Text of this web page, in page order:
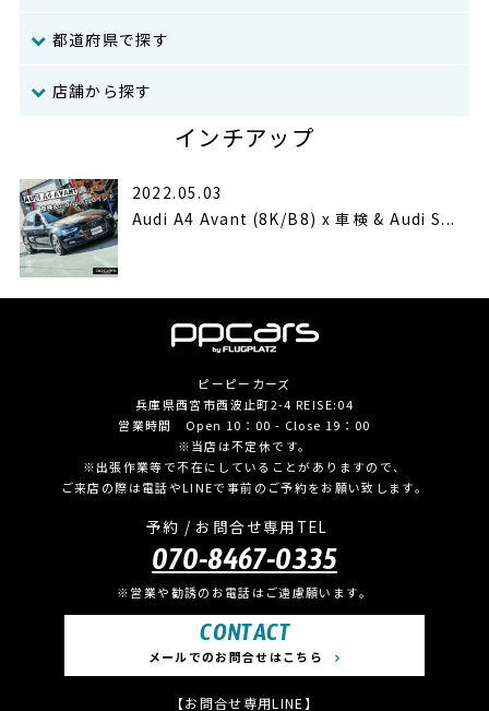
都道府県で探す
店舗から探す
インチアップ
2022.05.03
Audi A4 Avant (8K/B8) x 車検 & Audi S...
ピーピーカーズ
兵庫県西宮市西波止町2-4 REISE:04
営業時間 Open 10：00 - Close 19：00
※当店は不定休です。
※出張作業等で不在にしていることがありますので、
ご来店の際は電話やLINEで事前のご予約をお願い致します。
予約 / お問合せ専用TEL
070-8467-0335
※営業や勧誘のお電話はご遠慮願います。
CONTACT
メールでのお問合せはこちら
【お問合せ専用LINE】